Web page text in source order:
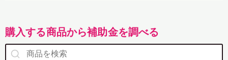
購入する商品から補助金を調べる